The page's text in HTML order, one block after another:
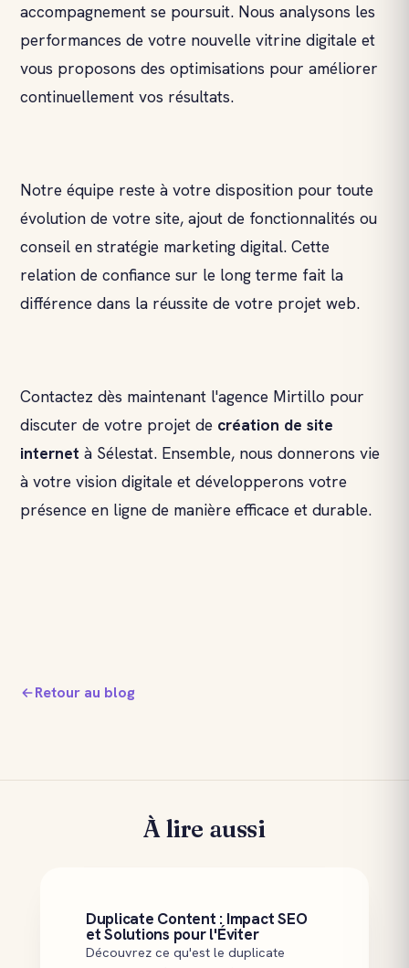
accompagnement se poursuit. Nous analysons les
performances de votre nouvelle vitrine digitale et
vous proposons des optimisations pour améliorer
continuellement vos résultats.
Notre équipe reste à votre disposition pour toute
évolution de votre site, ajout de fonctionnalités ou
conseil en stratégie marketing digital. Cette
relation de confiance sur le long terme fait la
différence dans la réussite de votre projet web.
Contactez dès maintenant l'agence Mirtillo pour
discuter de votre projet de création de site
internet à Sélestat. Ensemble, nous donnerons vie
à votre vision digitale et développerons votre
présence en ligne de manière efficace et durable.
Retour au blog
À lire aussi
Duplicate Content : Impact SEO
et Solutions pour l'Éviter
Découvrez ce qu'est le duplicate